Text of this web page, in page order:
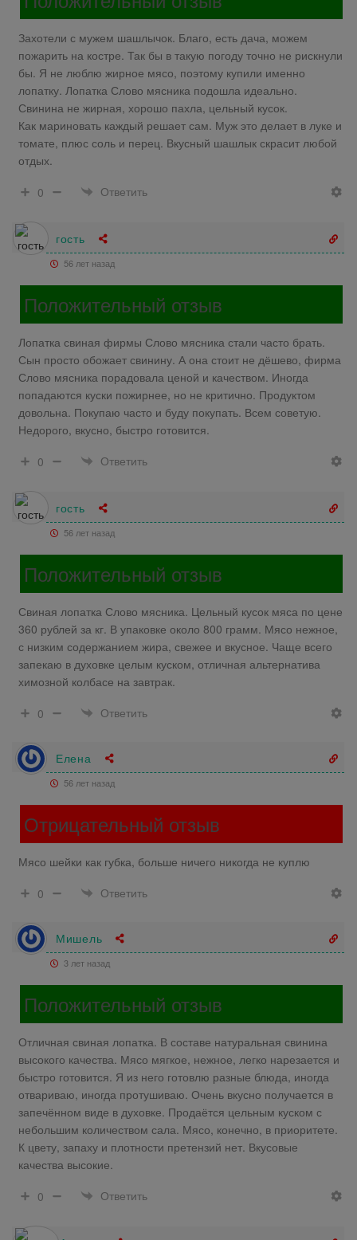
Захотели с мужем шашлычок. Благо, есть дача, можем
пожарить на костре. Так бы в такую погоду точно не рискнули
бы. Я не люблю жирное мясо, поэтому купили именно
лопатку. Лопатка Слово мясника подошла идеально.
Свинина не жирная, хорошо пахла, цельный кусок.
Как мариновать каждый решает сам. Муж это делает в луке и
томате, плюс соль и перец. Вкусный шашлык скрасит любой
отдых.
0
Ответить
гость
56 лет назад
Положительный отзыв
Лопатка свиная фирмы Слово мясника стали часто брать.
Сын просто обожает свинину. А она стоит не дёшево, фирма
Слово мясника порадовала ценой и качеством. Иногда
попадаются куски пожирнее, но не критично. Продуктом
довольна. Покупаю часто и буду покупать. Всем советую.
Недорого, вкусно, быстро готовится.
0
Ответить
гость
56 лет назад
Положительный отзыв
Свиная лопатка Слово мясника. Цельный кусок мяса по цене
360 рублей за кг. В упаковке около 800 грамм. Мясо нежное,
с низким содержанием жира, свежее и вкусное. Чаще всего
запекаю в духовке целым куском, отличная альтернатива
химозной колбасе на завтрак.
0
Ответить
Елена
56 лет назад
Отрицательный отзыв
Мясо шейки как губка, больше ничего никогда не куплю
0
Ответить
Мишель
3 лет назад
Положительный отзыв
Отличная свиная лопатка. В составе натуральная свинина
высокого качества. Мясо мягкое, нежное, легко нарезается и
быстро готовится. Я из него готовлю разные блюда, иногда
отвариваю, иногда протушиваю. Очень вкусно получается в
запечённом виде в духовке. Продаётся цельным куском с
небольшим количеством сала. Мясо, конечно, в приоритете.
К цвету, запаху и плотности претензий нет. Вкусовые
качества высокие.
0
Ответить